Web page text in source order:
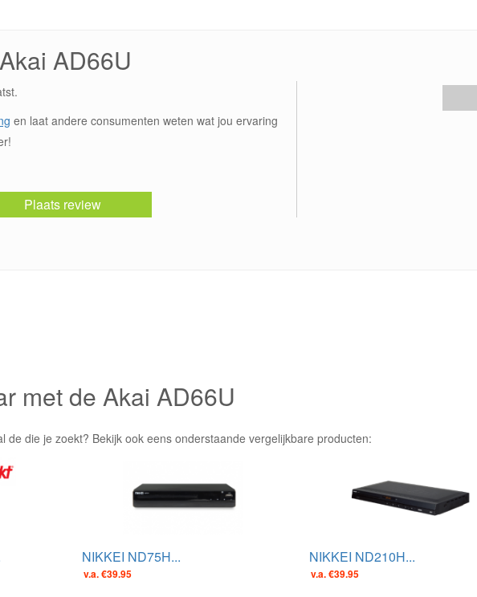
AD66U
en laat andere consumenten weten wat jou ervaring
Plaats review
met de Akai AD66U
de die je zoekt? Bekijk ook eens onderstaande vergelijkbare producten:
NIKKEI ND75H...
v.a. €39.95
NIKKEI ND210H...
v.a. €39.95